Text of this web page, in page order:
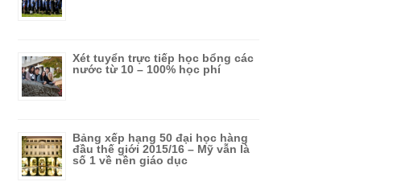
Xét tuyển trực tiếp học bổng các
nước từ 10 – 100% học phí
Bảng xếp hạng 50 đại học hàng
đầu thế giới 2015/16 – Mỹ vẫn là
số 1 về nền giáo dục